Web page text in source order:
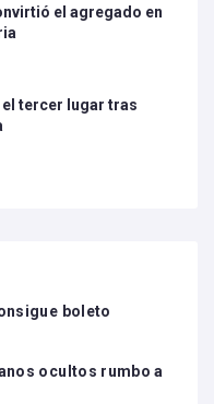
el agregado en
tercer lugar tras
boleto
ocultos rumbo a